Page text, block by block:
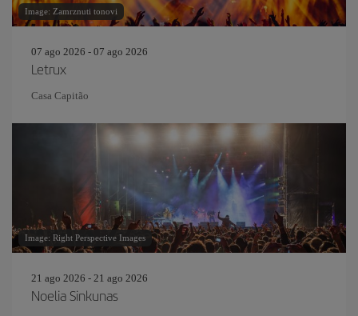
Image: Zamrznuti tonovi
07 ago 2026 - 07 ago 2026
Letrux
Casa Capitão
Image: Right Perspective Images
21 ago 2026 - 21 ago 2026
Noelia Sinkunas